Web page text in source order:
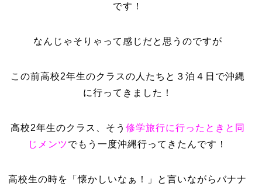
です！
なんじゃそりゃって感じだと思うのですが
この前高校2年生のクラスの人たちと３泊４日で沖縄
に行ってきました！
高校2年生のクラス、そう 修学旅行に行ったときと同
じメンツでもう一度沖縄行ってきたんです！
高校生の時を「懐かしいなぁ！」と言いながらバナナ